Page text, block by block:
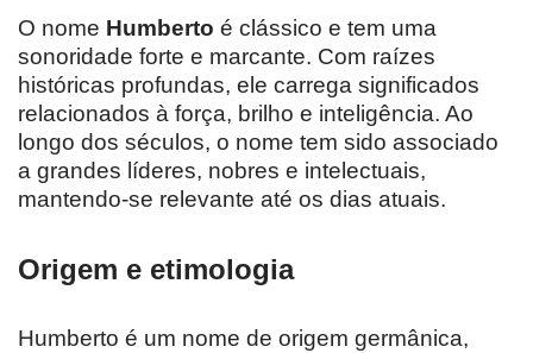
O nome Humberto é clássico e tem uma
sonoridade forte e marcante. Com raízes
históricas profundas, ele carrega significados
relacionados à força, brilho e inteligência. Ao
longo dos séculos, o nome tem sido associado
a grandes líderes, nobres e intelectuais,
mantendo-se relevante até os dias atuais.
Origem e etimologia
Humberto é um nome de origem germânica,